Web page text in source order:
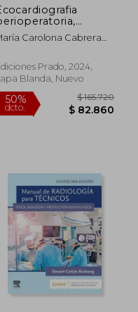
50%
dcto.
y
Carolona Cabrera
Prado, 2024,
Blanda, Nuevo